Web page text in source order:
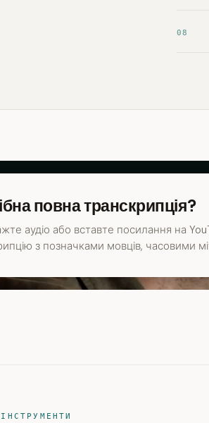
08
повна транскрипція?
аудіо або вставте посилання на
з позначками мовців, часовими